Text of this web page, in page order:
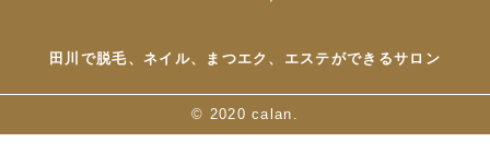
田川で脱毛、ネイル、まつエク、エステができるサロン
© 2020 calan.